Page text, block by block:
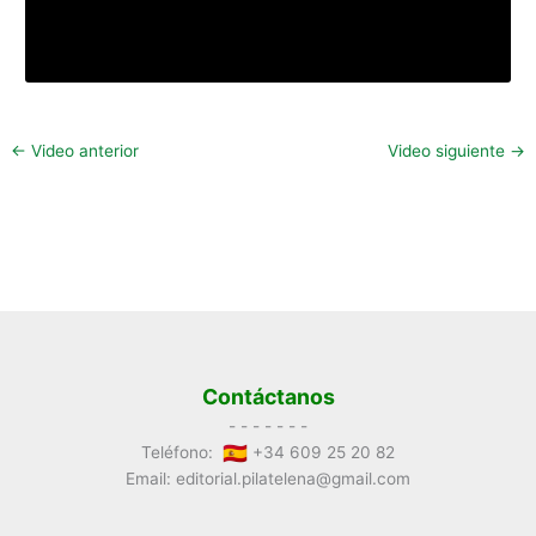
← Video anterior Video siguiente →
Contáctanos
- - - - - - -
Teléfono:
+34 609 25 20 82
Email: editorial.pilatelena@gmail.com